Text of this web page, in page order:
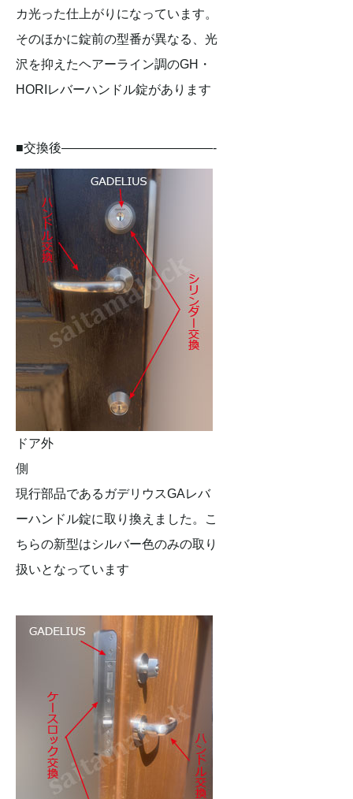
カ光った仕上がりになっています。
そのほかに錠前の型番が異なる、光
沢を抑えたヘアーライン調のGH・
HORIレバーハンドル錠があります
■交換後————————————-
ドア外
側
現行部品であるガデリウスGAレバ
ーハンドル錠に取り換えました。こ
ちらの新型はシルバー色のみの取り
扱いとなっています